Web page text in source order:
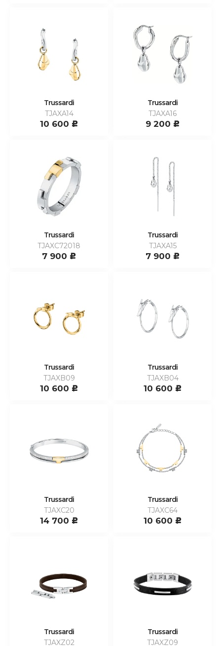
Trussardi
TJAXA14
10 600 c
Trussardi
TJAXA16
9 200 c
Trussardi
TJAXC72018
7 900 c
Trussardi
TJAXA15
7 900 c
Trussardi
TJAXB09
10 600 c
Trussardi
TJAXB04
10 600 c
Trussardi
TJAXC20
14 700 c
Trussardi
TJAXC64
10 600 c
Trussardi
TJAXZ02
Trussardi
TJAXZ09